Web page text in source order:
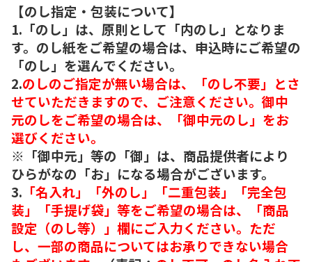
【のし指定・包装について】
1.「のし」は、原則として「内のし」となりま
す。のし紙をご希望の場合は、申込時にご希望の
「のし」を選んでください。
2.のしのご指定が無い場合は、「のし不要」とさ
せていただきますので、ご注意ください。御中
元のしをご希望の場合は、「御中元のし」をお
選びください。
※「御中元」等の「御」は、商品提供者により
ひらがなの「お」になる場合がございます。
3. 「名入れ」「外のし」「二重包装」「完全包
装」「手提げ袋」等をご希望の場合は、「商品
設定（のし等）」欄にご入力ください。ただ
し、一部の商品についてはお承りできない場合